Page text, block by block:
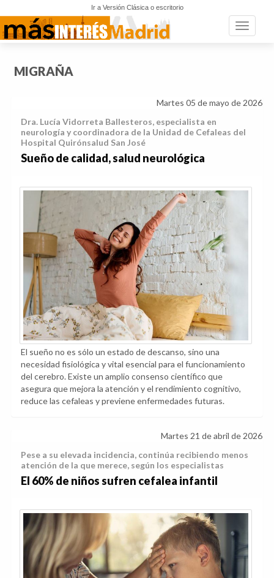
Ir a Versión Clásica o escritorio
Toggle
MIGRAÑA
Martes 05 de mayo de 2026
Dra. Lucía Vidorreta Ballesteros, especialista en
neurología y coordinadora de la Unidad de Cefaleas del
Hospital Quirónsalud San José
Sueño de calidad, salud neurológica
El sueño no es sólo un estado de descanso, sino una
necesidad fisiológica y vital esencial para el funcionamiento
del cerebro. Existe un amplio consenso científico que
asegura que mejora la atención y el rendimiento cognitivo,
reduce las cefaleas y previene enfermedades futuras.
Martes 21 de abril de 2026
Pese a su elevada incidencia, continúa recibiendo menos
atención de la que merece, según los especialistas
El 60% de niños sufren cefalea infantil